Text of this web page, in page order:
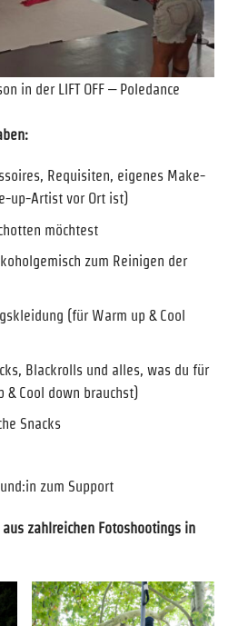
in der LIFT OFF – Poledance
Requisiten, eigenes Make-
up-Artist vor Ort ist)
möchtest
zum Reinigen der
(für Warm up & Cool
Blackrolls und alles, was du für
& Cool down brauchst)
Snacks
zum Support
zahlreichen Fotoshootings in